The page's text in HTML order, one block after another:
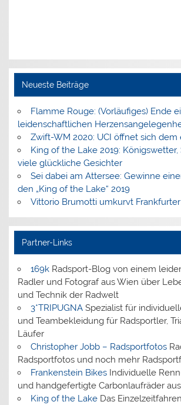
Neueste Beiträge
Flamme Rouge: (Vorläufiges) Ende
leidenschaftlichen
Zwift-WM 2020: UCI öffnet sich dem
King of the Lake 2019:
viele glückliche Gesichter
Sei dabei am Attersee: Gewinne
den „King of the Lake“ 2019
Vittorio Brumotti umkurvt
Partner-Links
169kRadsport-Blog von einem
Radler und Fotograf aus Wien über
und Technik der Radwelt
3*TRIPUGNASpezialist für
und Teambekleidung für Radsportler,
Läufer
Christopher Jobb – Radsportfotos
Radsportfotos und noch mehr
Frankenstein BikesIndividuelle
und handgefertigte Carbonlaufräder
King of the LakeDas